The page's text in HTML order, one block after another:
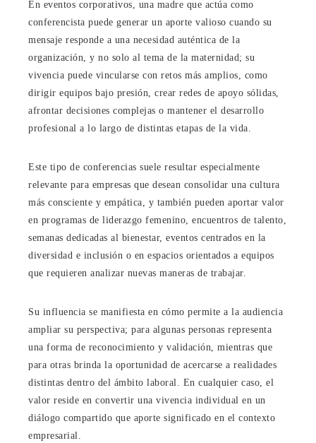
En eventos corporativos, una madre que actúa como
conferencista puede generar un aporte valioso cuando su
mensaje responde a una necesidad auténtica de la
organización, y no solo al tema de la maternidad; su
vivencia puede vincularse con retos más amplios, como
dirigir equipos bajo presión, crear redes de apoyo sólidas,
afrontar decisiones complejas o mantener el desarrollo
profesional a lo largo de distintas etapas de la vida.
Este tipo de conferencias suele resultar especialmente
relevante para empresas que desean consolidar una cultura
más consciente y empática, y también pueden aportar valor
en programas de liderazgo femenino, encuentros de talento,
semanas dedicadas al bienestar, eventos centrados en la
diversidad e inclusión o en espacios orientados a equipos
que requieren analizar nuevas maneras de trabajar.
Su influencia se manifiesta en cómo permite a la audiencia
ampliar su perspectiva; para algunas personas representa
una forma de reconocimiento y validación, mientras que
para otras brinda la oportunidad de acercarse a realidades
distintas dentro del ámbito laboral. En cualquier caso, el
valor reside en convertir una vivencia individual en un
diálogo compartido que aporte significado en el contexto
empresarial.